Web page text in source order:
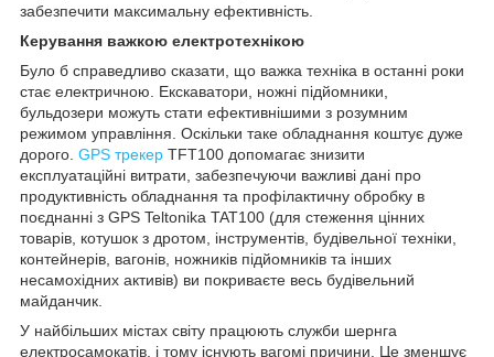
забезпечити максимальну ефективність.
Керування важкою електротехнікою
Було б справедливо сказати, що важка техніка в останні роки
стає електричною. Екскаватори, ножні підйомники,
бульдозери можуть стати ефективнішими з розумним
режимом управління. Оскільки таке обладнання коштує дуже
дорого. GPS трекер TFT100 допомагає знизити
експлуатаційні витрати, забезпечуючи важливі дані про
продуктивність обладнання та профілактичну обробку в
поєднанні з GPS Teltonika TAT100 (для стеження цінних
товарів, котушок з дротом, інструментів, будівельної техніки,
контейнерів, вагонів, ножників підйомників та інших
несамохідних активів) ви покриваєте весь будівельний
майданчик.
У найбільших містах світу працюють служби шернга
електросамокатів, і тому існують вагомі причини. Це зменшує